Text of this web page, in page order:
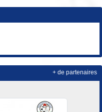
+ de partenaires